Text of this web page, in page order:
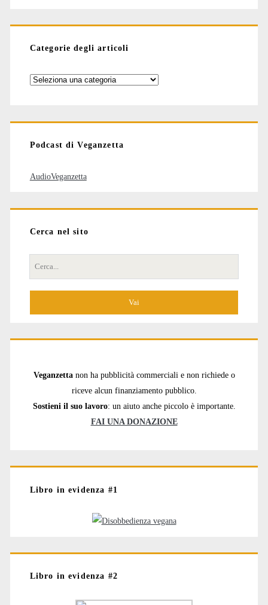
Categorie degli articoli
Categorie
Podcast di Veganzetta
AudioVeganzetta
Cerca nel sito
Cerca
per:
Veganzetta non ha pubblicità commerciali e non richiede o
riceve alcun finanziamento pubblico.
Sostieni il suo lavoro: un aiuto anche piccolo è importante.
FAI UNA DONAZIONE
Libro in evidenza #1
Libro in evidenza #2